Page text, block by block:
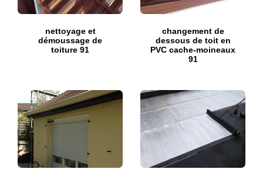
nettoyage et
démoussage de
toiture 91
changement de
dessous de toit en
PVC cache-moineaux
91